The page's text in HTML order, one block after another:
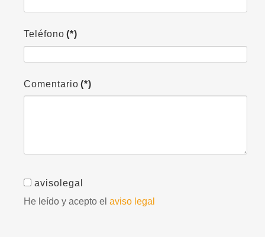
Teléfono (*)
Comentario (*)
avisolegal
He leído y acepto el aviso legal